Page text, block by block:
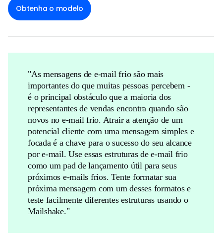
Obtenha o modelo
"As mensagens de e-mail frio são mais
importantes do que muitas pessoas percebem -
é o principal obstáculo que a maioria dos
representantes de vendas encontra quando são
novos no e-mail frio. Atrair a atenção de um
potencial cliente com uma mensagem simples e
focada é a chave para o sucesso do seu alcance
por e-mail. Use essas estruturas de e-mail frio
como um pad de lançamento útil para seus
próximos e-mails frios. Tente formatar sua
próxima mensagem com um desses formatos e
teste facilmente diferentes estruturas usando o
Mailshake."